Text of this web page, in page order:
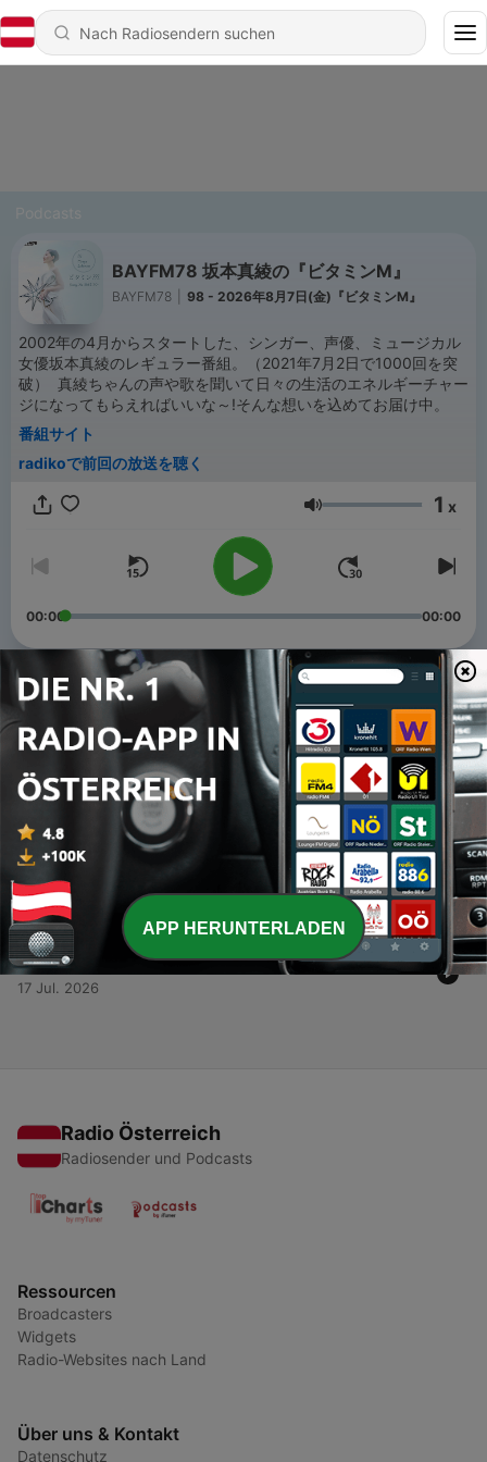
BAYFM78 坂本真綾の『ビタミンM』
BAYFM78 98 - 2026年8月7日(金)『ビタミンM』
2002年の4月からスタートした、シンガー、声優、ミュージカル
女優坂本真綾のレギュラー番組。（2021年7月2日で1000回を突
破） 真綾ちゃんの声や歌を聞いて日々の生活のエネルギーチャー
ジになってもらえればいいな～!そんな想いを込めてお届け中。
番組サイト
radikoで前回の放送を聴く
Lautstärke 1 x
00:00 00:00
Folgen
98 - 2026年8月7日(金)『ビタミンM』
07 Aug. 2026
97 2026年7月31日(金)『ビタミンM』
31 Jul. 2026
96 - 2026年7月24日(金)『ビタミンM』
24 Jul. 2026
95 - 2026年7月17日(金)『ビタミンM』
17 Jul. 2026
Radio Österreich
Radiosender und Podcasts
Ressourcen
Broadcasters
Widgets
Radio-Websites nach Land
Über uns & Kontakt
Datenschutz
APP HERUNTERLADEN